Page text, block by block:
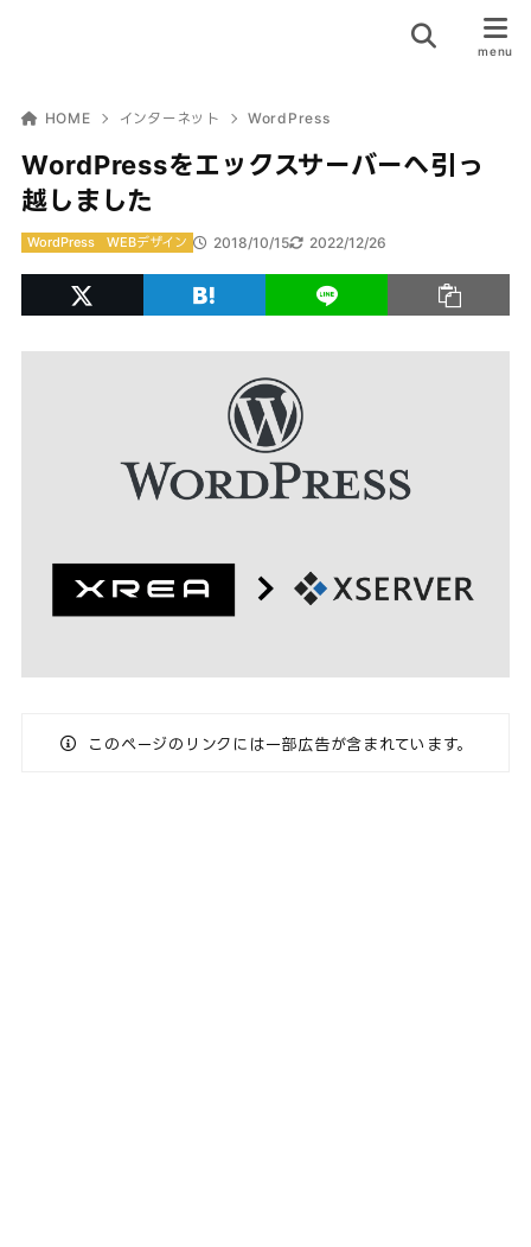
HOME インターネット WordPress
WordPressをエックスサーバーへ引っ
越しました
2018/10/15 2022/12/26
WordPress WEBデザイン
このページのリンクには一部広告が含まれています。